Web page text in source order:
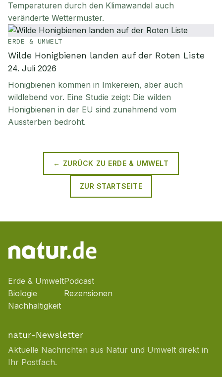
Temperaturen durch den Klimawandel auch
veränderte Wettermuster.
ERDE & UMWELT
Wilde Honigbienen landen auf der Roten Liste
24. Juli 2026
Honigbienen kommen in Imkereien, aber auch
wildlebend vor. Eine Studie zeigt: Die wilden
Honigbienen in der EU sind zunehmend vom
Aussterben bedroht.
← ZURÜCK ZU ERDE & UMWELT
ZUR STARTSEITE
Erde & Umwelt
Biologie
Nachhaltigkeit
Podcast
Rezensionen
natur-Newsletter
Aktuelle Nachrichten aus Natur und Umwelt direkt in
Ihr Postfach.